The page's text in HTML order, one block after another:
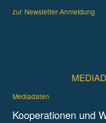
zur Newsletter-Anmeldung
Mediadaten
Kooperationen und